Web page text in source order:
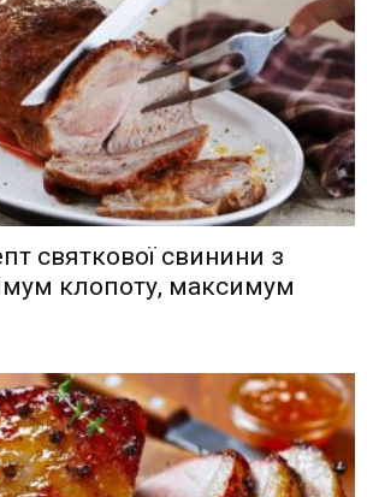
святкової свинини з
клопоту, максимум